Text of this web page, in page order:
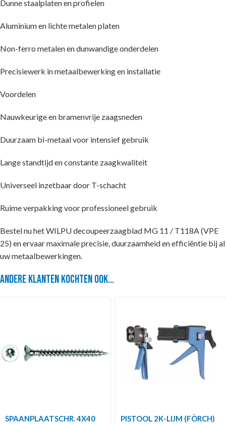
Dunne staalplaten en profielen
Aluminium en lichte metalen platen
Non-ferro metalen en dunwandige onderdelen
Precisiewerk in metaalbewerking en installatie
Voordelen
Nauwkeurige en bramenvrije zaagsneden
Duurzaam bi-metaal voor intensief gebruik
Lange standtijd en constante zaagkwaliteit
Universeel inzetbaar door T-schacht
Ruime verpakking voor professioneel gebruik
Bestel nu het WILPU decoupeerzaagblad MG 11 / T118A (VPE
25) en ervaar maximale precisie, duurzaamheid en efficiëntie bij al
uw metaalbewerkingen.
Andere klanten kochten ook...
SPAANPLAATSCHR. 4X40
PISTOOL 2K-LIJM (FÖRCH)